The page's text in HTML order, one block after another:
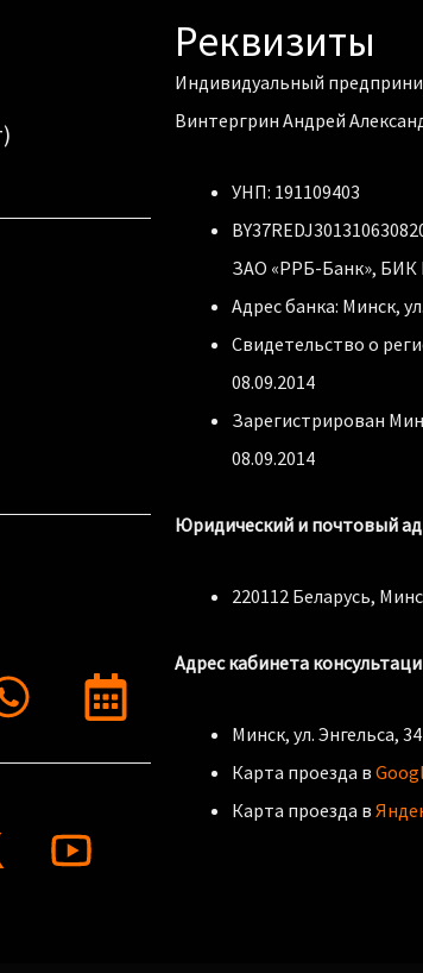
Whatsapp
Calendar-
alt
Y
o
Реквизиты
Индивидуальный
Винтергрин Андрей
УНП: 191109403
ЗАО «РРБ-Банк», БИК
Адрес банка: Минск,
Свидетельство о
08.09.2014
Зарегистрирован
08.09.2014
Юридический и почтовый
220112 Беларусь,
Адрес кабинета
Минск, ул. Энгельса, 34
Карта проезда в
Карта проезда в